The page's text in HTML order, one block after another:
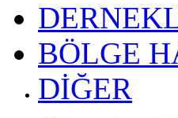
BÖLGE
DİĞER